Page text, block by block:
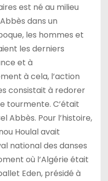
est né au milieu
dans un
les hommes et
les derniers
et à
à cela, l’action
consistait à redorer
tourmente. C’était
Abbès. Pour l’histoire,
Houlal avait
national des danses
où l’Algérie était
Eden, présidé à